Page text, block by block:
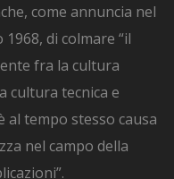
come annuncia nel
di colmare “il
fra la cultura
cultura tecnica e
al tempo stesso causa
nel campo della